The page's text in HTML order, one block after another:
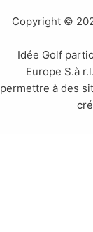
Copyright ©
Idée Golf
Europe S.à
permettre à des